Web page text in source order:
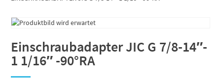
Einschraubadapter JIC G 7/8-14″-
1 1/16″ -90°RA